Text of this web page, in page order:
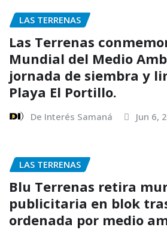
LAS TERRENAS
Las Terrenas
Mundial del Medio
jornada de siembra y
Playa El Portillo.
De Interés Samaná Jun 6,
LAS TERRENAS
Blu Terrenas retira
publicitaria en blok
ordenada por medio